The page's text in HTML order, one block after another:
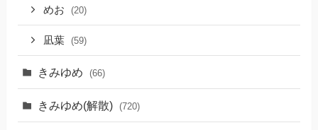
めお (20)
凪葉 (59)
きみゆめ (66)
きみゆめ(解散) (720)